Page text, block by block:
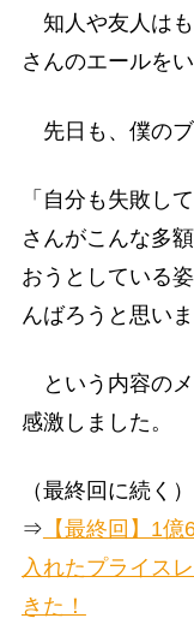
知人や友人はも
さんのエールを
先日も、僕のブ
「自分も失敗し
さんがこんな多
おうとしている
んばろうと思いま
という内容の
感激しました。
（最終回に続く）
⇒ 【最終回】1
入れたプライス
きた！